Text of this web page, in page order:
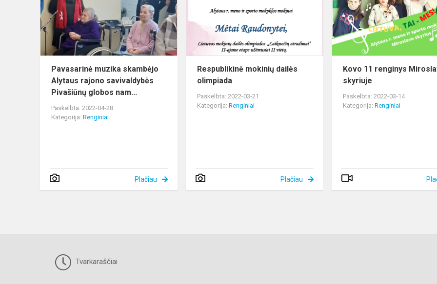
Alytaus
rajono
savivaldybės
Piva...
Pavasarinė muzika skambėjo
Alytaus rajono savivaldybės
Pivašiūnų globos nam...
Paskelbta: 2022-04-28
Kategorija: Renginiai
Plačiau
olimpiada
Respublikinė mokinių dailės
olimpiada
Paskelbta: 2022-03-21
Kategorija:Renginiai
Plačiau
Kovo 11 renginys
skyriuje
Paskelbta: 2022-03-14
Kategorija:Renginiai
Tvarkaraščiai